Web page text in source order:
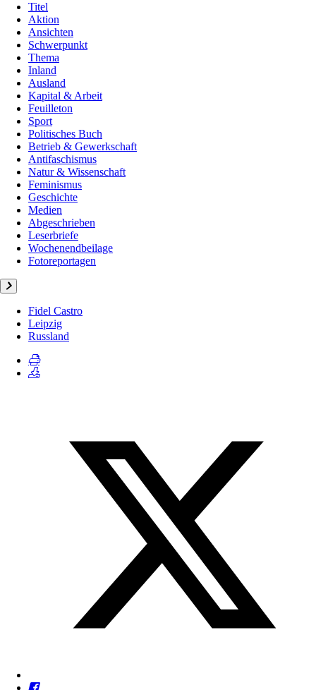
Titel
Aktion
Ansichten
Schwerpunkt
Thema
Inland
Ausland
Kapital & Arbeit
Feuilleton
Sport
Politisches Buch
Betrieb & Gewerkschaft
Antifaschismus
Natur & Wissenschaft
Feminismus
Geschichte
Medien
Abgeschrieben
Leserbriefe
Wochenendbeilage
Fotoreportagen
Fidel Castro
Leipzig
Russland